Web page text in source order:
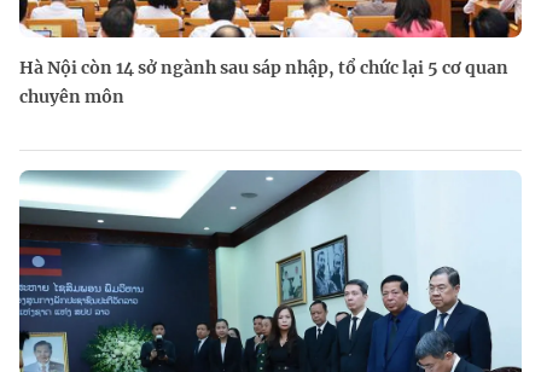
Hà Nội còn 14 sở ngành sau sáp nhập, tổ chức lại 5 cơ quan
chuyên môn